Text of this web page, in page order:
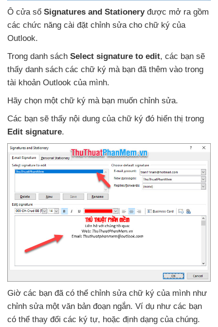
Ô cửa sổ Signatures and Stationery được mở ra gồm
các chức năng cài đặt chỉnh sửa cho chữ ký của
Outlook.
Trong danh sách Select signature to edit, các bạn sẽ
thấy danh sách các chữ ký mà bạn đã thêm vào trong
tài khoản Outlook của mình.
Hãy chọn một chữ ký mà bạn muốn chỉnh sửa.
Các bạn sẽ thấy nội dung của chữ ký đó hiển thị trong
Edit signature.
Giờ các bạn đã có thể chỉnh sửa chữ ký của mình như
chỉnh sửa một văn bản đoạn ngắn. Ví dụ như các bạn
có thể thay đổi các ký tự, hoặc định dạng của chúng.